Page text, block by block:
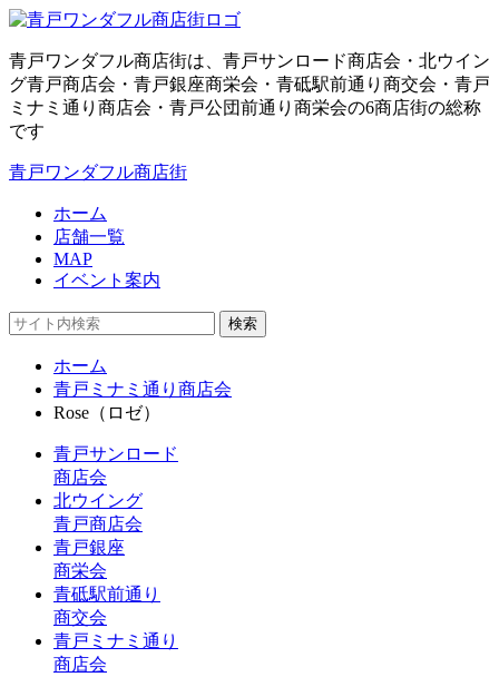
青戸ワンダフル商店街は、青戸サンロード商店会・北ウイン
グ青戸商店会・青戸銀座商栄会・青砥駅前通り商交会・青戸
ミナミ通り商店会・青戸公団前通り商栄会の6商店街の総称
です
青戸ワンダフル商店街
ホーム
店舗一覧
MAP
イベント案内
検索
ホーム
青戸ミナミ通り商店会
Rose（ロゼ）
青戸サンロード
商店会
北ウイング
青戸商店会
青戸銀座
商栄会
青砥駅前通り
商交会
青戸ミナミ通り
商店会